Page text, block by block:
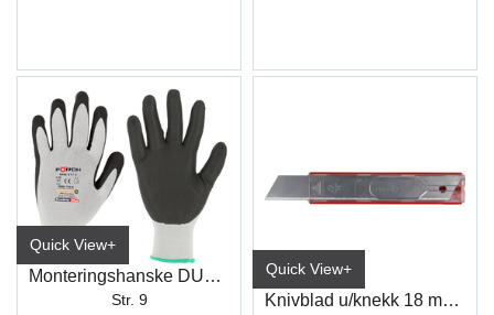
Quick View+
Monteringshanske DUO-GRIP PLUS
Str. 9
Quick View+
Knivblad u/knekk 18 mm (10)